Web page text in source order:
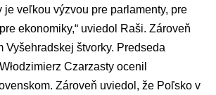
je veľkou výzvou pre parlamenty, pre
ekonomiky,“ uviedol Raši. Zároveň
Vyšehradskej štvorky. Predseda
Czarzasty ocenil
Zároveň uviedol, že Poľsko v